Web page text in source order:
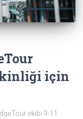
için
ekibi 9-11